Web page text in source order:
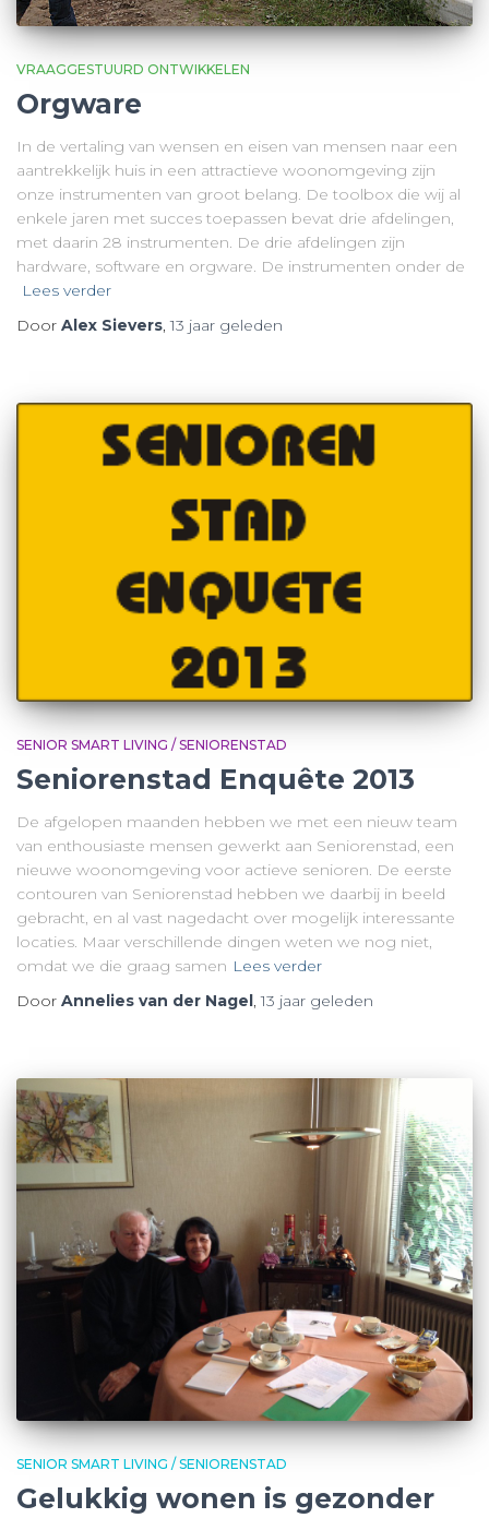
VRAAGGESTUURD ONTWIKKELEN
Orgware
In de vertaling van wensen en eisen van mensen naar een
aantrekkelijk huis in een attractieve woonomgeving zijn
onze instrumenten van groot belang. De toolbox die wij al
enkele jaren met succes toepassen bevat drie afdelingen,
met daarin 28 instrumenten. De drie afdelingen zijn
hardware, software en orgware. De instrumenten onder de
Lees verder
Door Alex Sievers,13 jaar geleden
SENIOR SMART LIVING / SENIORENSTAD
Seniorenstad Enquête 2013
De afgelopen maanden hebben we met een nieuw team
van enthousiaste mensen gewerkt aan Seniorenstad, een
nieuwe woonomgeving voor actieve senioren. De eerste
contouren van Seniorenstad hebben we daarbij in beeld
gebracht, en al vast nagedacht over mogelijk interessante
locaties. Maar verschillende dingen weten we nog niet,
omdat we die graag samen Lees verder
Door Annelies van der Nagel,13 jaar geleden
SENIOR SMART LIVING / SENIORENSTAD
Gelukkig wonen is gezonder